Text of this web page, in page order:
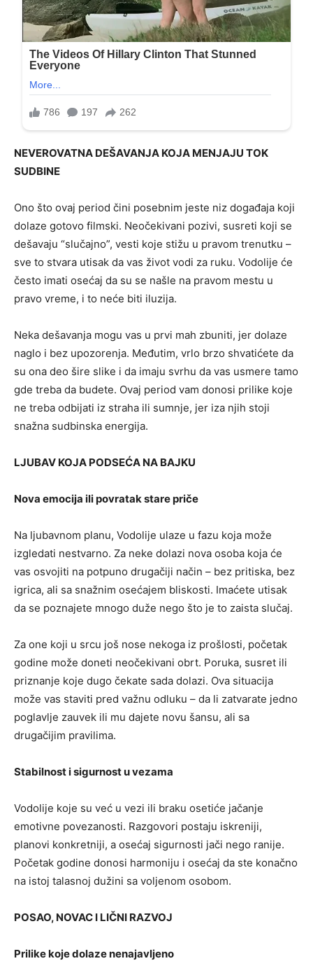
NEVEROVATNA DEŠAVANJA KOJA MENJAJU TOK
SUDBINE
Ono što ovaj period čini posebnim jeste niz događaja koji
dolaze gotovo filmski. Neočekivani pozivi, susreti koji se
dešavaju “slučajno”, vesti koje stižu u pravom trenutku –
sve to stvara utisak da vas život vodi za ruku. Vodolije će
često imati osećaj da su se našle na pravom mestu u
pravo vreme, i to neće biti iluzija.
Neka dešavanja mogu vas u prvi mah zbuniti, jer dolaze
naglo i bez upozorenja. Međutim, vrlo brzo shvatićete da
su ona deo šire slike i da imaju svrhu da vas usmere tamo
gde treba da budete. Ovaj period vam donosi prilike koje
ne treba odbijati iz straha ili sumnje, jer iza njih stoji
snažna sudbinska energija.
LJUBAV KOJA PODSEĆA NA BAJKU
Nova emocija ili povratak stare priče
Na ljubavnom planu, Vodolije ulaze u fazu koja može
izgledati nestvarno. Za neke dolazi nova osoba koja će
vas osvojiti na potpuno drugačiji način – bez pritiska, bez
igrica, ali sa snažnim osećajem bliskosti. Imaćete utisak
da se poznajete mnogo duže nego što je to zaista slučaj.
Za one koji u srcu još nose nekoga iz prošlosti, početak
godine može doneti neočekivani obrt. Poruka, susret ili
priznanje koje dugo čekate sada dolazi. Ova situacija
može vas staviti pred važnu odluku – da li zatvarate jedno
poglavlje zauvek ili mu dajete novu šansu, ali sa
drugačijim pravilima.
Stabilnost i sigurnost u vezama
Vodolije koje su već u vezi ili braku osetiće jačanje
emotivne povezanosti. Razgovori postaju iskreniji,
planovi konkretniji, a osećaj sigurnosti jači nego ranije.
Početak godine donosi harmoniju i osećaj da ste konačno
na istoj talasnoj dužini sa voljenom osobom.
POSAO, NOVAC I LIČNI RAZVOJ
Prilike koje dolaze nenajavljeno